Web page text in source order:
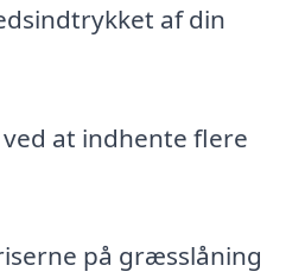
af din
at indhente flere
på græsslåning